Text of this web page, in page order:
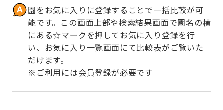
園をお気に入りに登録することで一括比較が可
能です。この画面上部や検索結果画面で園名の横
にある☆マークを押してお気に入り登録を行
い、お気に入り一覧画面にて比較表がご覧いた
だけます。
※ご利用には会員登録が必要です